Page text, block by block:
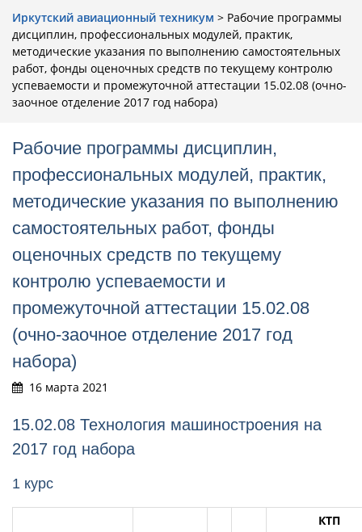
Иркутский авиационный техникум > Рабочие программы
дисциплин, профессиональных модулей, практик,
методические указания по выполнению самостоятельных
работ, фонды оценочных средств по текущему контролю
успеваемости и промежуточной аттестации 15.02.08 (очно-
заочное отделение 2017 год набора)
Рабочие программы дисциплин,
профессиональных модулей, практик,
методические указания по выполнению
самостоятельных работ, фонды
оценочных средств по текущему
контролю успеваемости и
промежуточной аттестации 15.02.08
(очно-заочное отделение 2017 год
набора)
16 марта 2021
15.02.08 Технология машиностроения на
2017 год набора
1 курс
КТП